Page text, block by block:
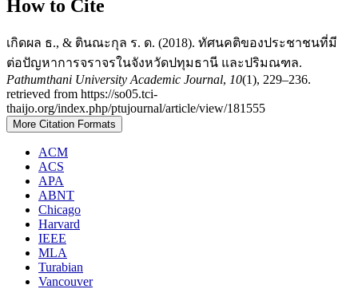
How to Cite
เกิดผล ธ., & ตินณะกุล ร. ด. (2018). ทัศนคติของประชาชนที่มี
ต่อปัญหาการจราจรในจังหวัดปทุมธานี และปริมณฑล.
Pathumthani University Academic Journal, 10(1), 229–236.
retrieved from https://so05.tci-
thaijo.org/index.php/ptujournal/article/view/181555
More Citation Formats
ACM
ACS
APA
ABNT
Chicago
Harvard
IEEE
MLA
Turabian
Vancouver